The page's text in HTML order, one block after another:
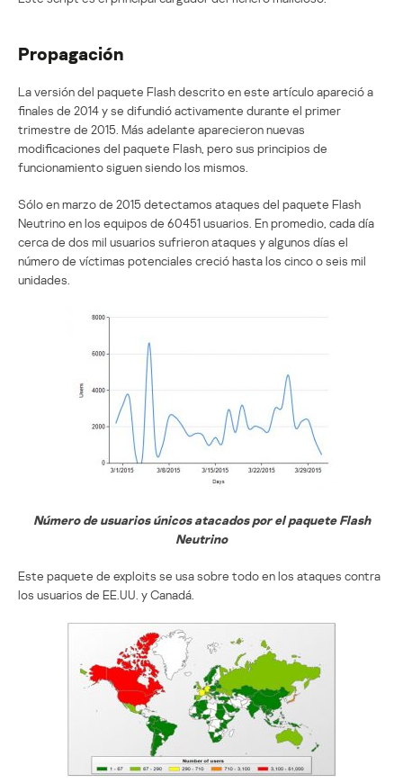
Propagación
La versión del paquete Flash descrito en este artículo apareció a
finales de 2014 y se difundió activamente durante el primer
trimestre de 2015. Más adelante aparecieron nuevas
modificaciones del paquete Flash, pero sus principios de
funcionamiento siguen siendo los mismos.
Sólo en marzo de 2015 detectamos ataques del paquete Flash
Neutrino en los equipos de 60451 usuarios. En promedio, cada día
cerca de dos mil usuarios sufrieron ataques y algunos días el
número de víctimas potenciales creció hasta los cinco o seis mil
unidades.
Número de usuarios únicos atacados por el paquete Flash
Neutrino
Este paquete de exploits se usa sobre todo en los ataques contra
los usuarios de EE.UU. y Canadá.